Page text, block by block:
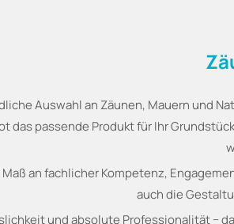
Auswahl an Zäunen, Mauern und
das passende Produkt für Ihr
an fachlicher Kompetenz,
auch die
und absolute Professionalität −